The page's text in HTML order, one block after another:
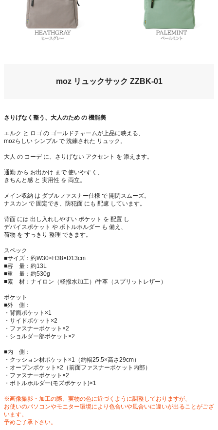
moz リュックサック ZZBK-01
さりげなく整う、大人のため の 機能美
エルク と ロゴ の ゴールドチャームが上品に映える、
mozらしい シンプル で 洗練された リュック。
大人 の コーデ に、さりげない アクセント を 添えます。
通勤 から お出かけ まで 使いやすく、
きちんと感 と 実用性 を 両立。
メイン収納 は ダブルファスナー仕様 で 開閉スムーズ。
ナスカン で 固定でき、防犯面 にも 配慮 しています。
背面 には 出し入れしやすい ポケット を 配置 し
デバイスポケット や ボトルホルダー も 備え、
荷物 を すっきり 整理 できます。
スペック
■サイズ：約W30×H38×D13cm
■容 量：約13L
■重 量：約530g
■素 材：ナイロン（軽撥水加工）/牛革（スプリットレザー）
ポケット
■外 側：
・背面ポケット×1
・サイドポケット×2
・ファスナーポケット×2
・ショルダー部ポケット×2
■内 側：
・クッション材ポケット×1（約幅25.5×高さ29cm）
・オープンポケット×2（前面ファスナーポケット内部）
・ファスナーポケット×2
・ボトルホルダー(モズポケット)×1
※画像撮影・加工の際、実物の色に近づくように調整しておりますが、
お使いのパソコンやモニター環境により色合いや風合いに違いが出ることがござ
います。
予めご了承下さい。